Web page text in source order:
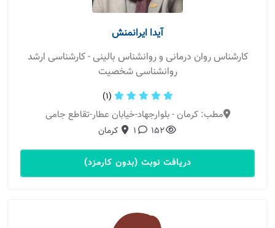
آیدا ایرانمنش
کارشناس روان درمانی و روانشناس بالینی - کارشناسی ارشد
روانشناسی شخصیت
(1)
مطب: کرمان - بلوارجهاد-خیابان عطار-تقاطع جامی
152
1 کرمان
دریافت نوبت (بدون کارمزد)